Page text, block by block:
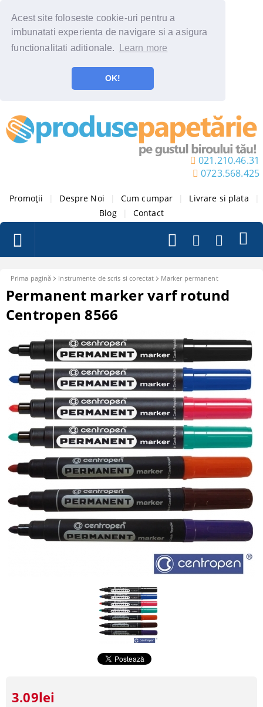
Acest site foloseste cookie-uri pentru a
imbunatati experienta de navigare si a asigura
functionalitati aditionale.
Learn more
OK!
021.210.46.31
0723.568.425
Promoții Despre Noi Cum cumpar Livrare si plata
Blog
Contact
Prima pagină Instrumente de scris si corectat Marker permanent
Permanent marker varf rotund
Centropen 8566
3.09lei